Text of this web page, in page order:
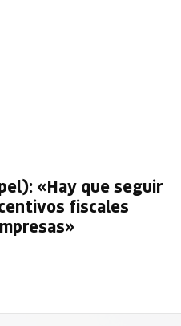
«Hay que seguir
fiscales